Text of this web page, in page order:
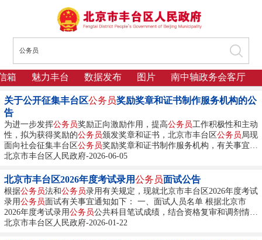
箱 魅力丰台 数据发布 图片 南中轴政务会客厅
关于公开征集丰台区公务员奖励奖章和证书制作服务机构的公
告
为进一步发挥公务员奖励正向激励作用，提高公务员工作积极性和主动
性，拟为获得奖励的公务员颁发奖章和证书，北京市丰台区公务员 局现
面向社会征集丰台区公务员奖励奖章和证书制作服务机构，有关事宜公
告如下： 一、项目名称 丰台区公务员
书，其中三等功奖章约500枚、奖励证书约2200本。...
北京市丰台区人民政府-2026-06-05
北京市丰台区2026年度考试录用公务员面试公告
根据公务员法和公务员录用有关规定，现就北京市丰台区2026年度考试
录用公务员面试有关事宜通知如下： 一、面试人员名单 根据北京市
2026年度考试录用公务员公共科目笔试成绩，结合资格复审和调剂情
况，确定本次面试人员范围（具体名单见附件1）。...
北京市丰台区人民政府-2026-01-22